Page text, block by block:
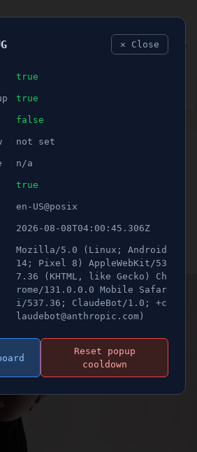
SPORT
ANNONS
Hälften av
överväger
sig
✕ Close
true
true
false
not set
n/a
true
en-US@posix
2026-08-08T04:00:45.306Z
Mozilla/5.0 (Linux; Android
14; Pixel 8) AppleWebKit/53
7.36 (KHTML, like Gecko) Ch
rome/131.0.0.0 Mobile Safar
i/537.36; ClaudeBot/1.0; +c
laudebot@anthropic.com)
Reset popup
cooldown